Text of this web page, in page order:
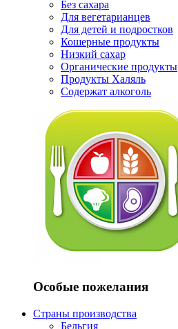
Без сахара
Для вегетарианцев
Для детей и подростков
Кошерные продукты
Низкий сахар
Органические продукты
Продукты Халяль
Содержат алкоголь
Особые пожелания
Страны производства
Бельгия